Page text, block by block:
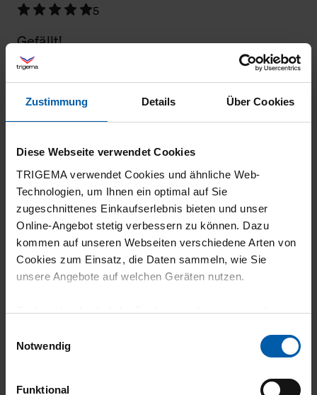
Zustimmung Details Über Cookies
Diese Webseite verwendet Cookies
TRIGEMA verwendet Cookies und ähnliche Web-
Technologien, um Ihnen ein optimal auf Sie
zugeschnittenes Einkaufserlebnis bieten und unser
Online-Angebot stetig verbessern zu können. Dazu
kommen auf unseren Webseiten verschiedene Arten von
Cookies zum Einsatz, die Daten sammeln, wie Sie
unsere Angebote auf welchen Geräten nutzen.
Technisch erforderliche Cookies sind eine notwendige
grundlegende Funktionen wie etwa zur Auswahl und
Notwendig
Funktional
5
Gefällt!
Coole Hose!
24.03.2026
3
Struktur innen führt zur Fusselbildung und
Kleidung.